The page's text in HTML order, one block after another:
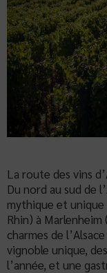
La route des vins
Du nord au sud de
mythique et unique
Rhin) à
charmes de
vignoble unique,
l’année, et une